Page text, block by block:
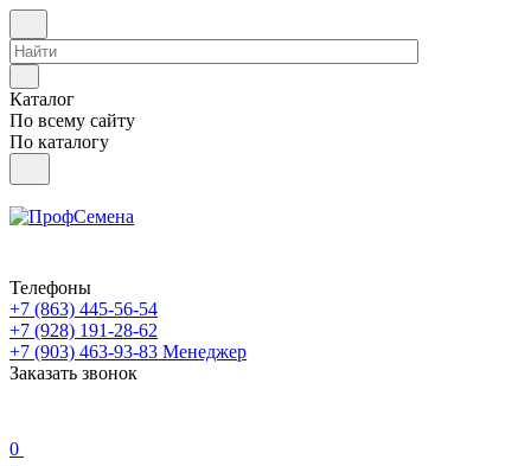
Каталог
По всему сайту
По каталогу
Телефоны
+7 (863) 445-56-54
+7 (928) 191-28-62
+7 (903) 463-93-83 Менеджер
Заказать звонок
0